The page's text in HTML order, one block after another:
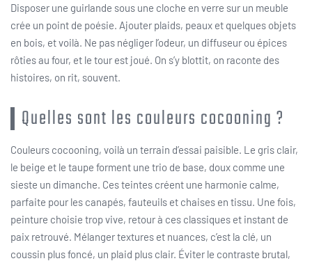
Disposer une guirlande sous une cloche en verre sur un meuble
crée un point de poésie. Ajouter plaids, peaux et quelques objets
en bois, et voilà. Ne pas négliger l’odeur, un diffuseur ou épices
rôties au four, et le tour est joué. On s’y blottit, on raconte des
histoires, on rit, souvent.
Quelles sont les couleurs cocooning ?
Couleurs cocooning, voilà un terrain d’essai paisible. Le gris clair,
le beige et le taupe forment une trio de base, doux comme une
sieste un dimanche. Ces teintes créent une harmonie calme,
parfaite pour les canapés, fauteuils et chaises en tissu. Une fois,
peinture choisie trop vive, retour à ces classiques et instant de
paix retrouvé. Mélanger textures et nuances, c’est la clé, un
coussin plus foncé, un plaid plus clair. Éviter le contraste brutal,